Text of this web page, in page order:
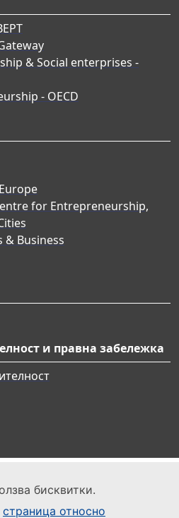
бисквитки.
страница относно
& Social enterprises -
- OECD
for Entrepreneurship,
& Business
и правна забележка